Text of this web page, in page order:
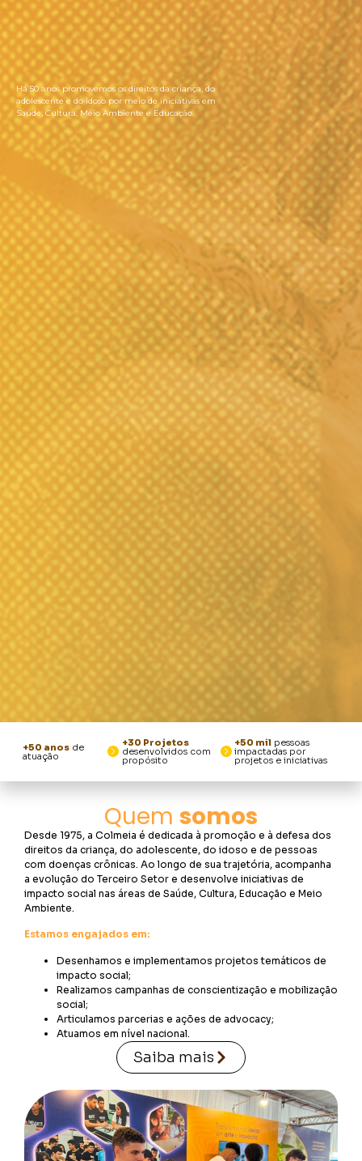
Há 50 anos promovemos os direitos da criança, do
adolescente e do idoso por meio de iniciativas em
Saúde, Cultura, Meio Ambiente e Educação.
+50 anosde
atuação
+30 Projetos
desenvolvidos com
propósito
+50 mil pessoas
impactadas por
projetos e iniciativas
Quem somos
Desde 1975, a Colmeia é dedicada à promoção e à defesa dos
direitos da criança, do adolescente, do idoso e de pessoas
com doenças crônicas. Ao longo de sua trajetória, acompanha
a evolução do Terceiro Setor e desenvolve iniciativas de
impacto social nas áreas de Saúde, Cultura, Educação e Meio
Ambiente.
Estamos engajados em:
Desenhamos e implementamos projetos temáticos de
impacto social;
Realizamos campanhas de conscientização e mobilização
social;
Articulamos parcerias e ações de advocacy;
Atuamos em nível nacional.
Saiba mais